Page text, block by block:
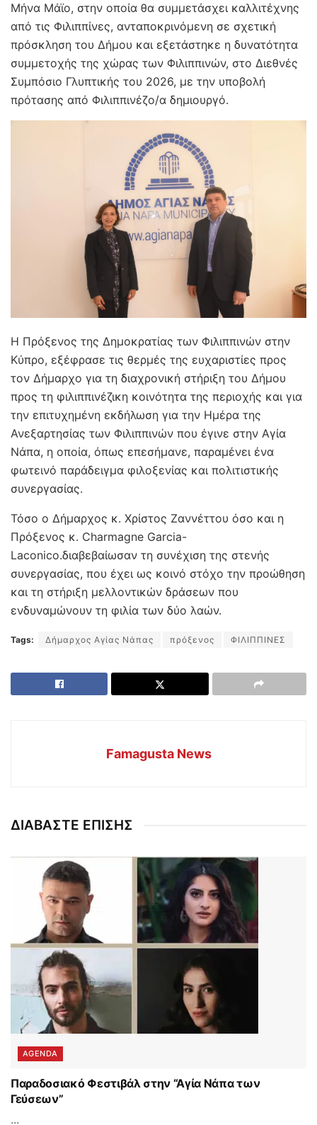
Μήνα Μάϊο, στην οποία θα συμμετάσχει καλλιτέχνης
από τις Φιλιππίνες, ανταποκρινόμενη σε σχετική
πρόσκληση του Δήμου και εξετάστηκε η δυνατότητα
συμμετοχής της χώρας των Φιλιππινών, στο Διεθνές
Συμπόσιο Γλυπτικής του 2026, με την υποβολή
πρότασης από Φιλιππινέζο/α δημιουργό.
Η Πρόξενος της Δημοκρατίας των Φιλιππινών στην
Κύπρο, εξέφρασε τις θερμές της ευχαριστίες προς
τον Δήμαρχο για τη διαχρονική στήριξη του Δήμου
προς τη φιλιππινέζικη κοινότητα της περιοχής και για
την επιτυχημένη εκδήλωση για την Ημέρα της
Ανεξαρτησίας των Φιλιππινών που έγινε στην Αγία
Νάπα, η οποία, όπως επεσήμανε, παραμένει ένα
φωτεινό παράδειγμα φιλοξενίας και πολιτιστικής
συνεργασίας.
Τόσο ο Δήμαρχος κ. Χρίστος Ζαννέττου όσο και η
Πρόξενος κ. Charmagne Garcia-
Laconico.διαβεβαίωσαν τη συνέχιση της στενής
συνεργασίας, που έχει ως κοινό στόχο την προώθηση
και τη στήριξη μελλοντικών δράσεων που
ενδυναμώνουν τη φιλία των δύο λαών.
Tags: Δήμαρχος Αγίας Νάπας πρόξενος ΦΙΛΙΠΠΙΝΕΣ
Famagusta News
ΔΙΑΒΑΣΤΕ ΕΠΙΣΗΣ
AGENDA
Παραδοσιακό Φεστιβάλ στην “Αγία Νάπα των
Γεύσεων”
...